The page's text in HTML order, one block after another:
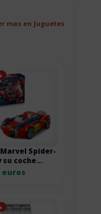
mas en Juguetes
Marvel Spider-
su coche
Wolverine
euros